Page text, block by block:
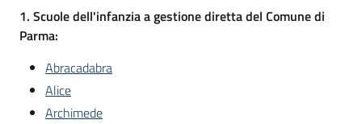
1. Scuole dell'infanzia a gestione diretta del Comune di
Parma:
Abracadabra
Alice
Archimede